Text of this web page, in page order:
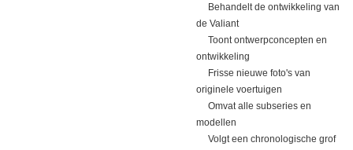
Behandelt de ontwikkeling van
de Valiant
Toont ontwerpconcepten en
ontwikkeling
Frisse nieuwe foto's van
originele voertuigen
Omvat alle subseries en
modellen
Volgt een chronologische grof